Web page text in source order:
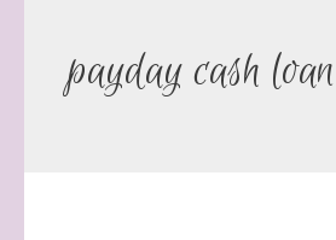
payday cash loan